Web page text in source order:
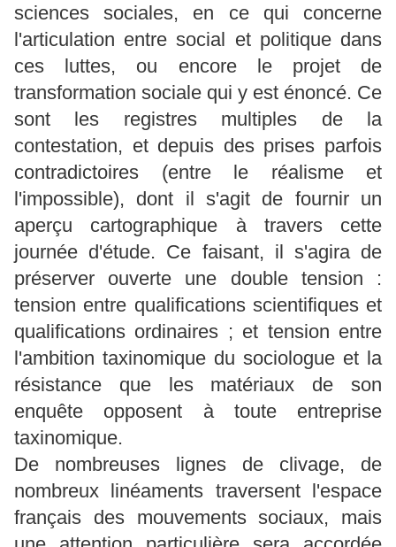
sciences sociales, en ce qui concerne
l'articulation entre social et politique dans
ces luttes, ou encore le projet de
transformation sociale qui y est énoncé. Ce
sont les registres multiples de la
contestation, et depuis des prises parfois
contradictoires (entre le réalisme et
l'impossible), dont il s'agit de fournir un
aperçu cartographique à travers cette
journée d'étude. Ce faisant, il s'agira de
préserver ouverte une double tension :
tension entre qualifications scientifiques et
qualifications ordinaires ; et tension entre
l'ambition taxinomique du sociologue et la
résistance que les matériaux de son
enquête opposent à toute entreprise
taxinomique.
De nombreuses lignes de clivage, de
nombreux linéaments traversent l'espace
français des mouvements sociaux, mais